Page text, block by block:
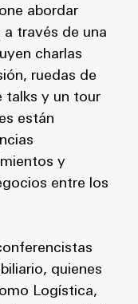
abordar
través de una
charlas
ruedas de
talks y un tour
están
y
entre los
quienes
Logística,